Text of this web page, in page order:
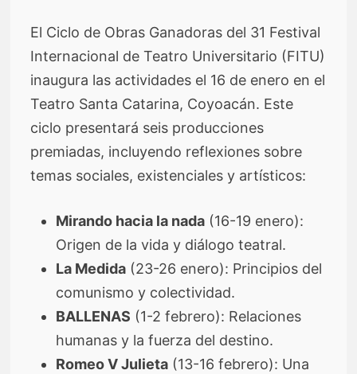
El Ciclo de Obras Ganadoras del 31 Festival
Internacional de Teatro Universitario (FITU)
inaugura las actividades el 16 de enero en el
Teatro Santa Catarina, Coyoacán. Este
ciclo presentará seis producciones
premiadas, incluyendo reflexiones sobre
temas sociales, existenciales y artísticos:
Mirando hacia la nada (16-19 enero):
Origen de la vida y diálogo teatral.
La Medida (23-26 enero): Principios del
comunismo y colectividad.
BALLENAS (1-2 febrero): Relaciones
humanas y la fuerza del destino.
Romeo V Julieta (13-16 febrero): Una